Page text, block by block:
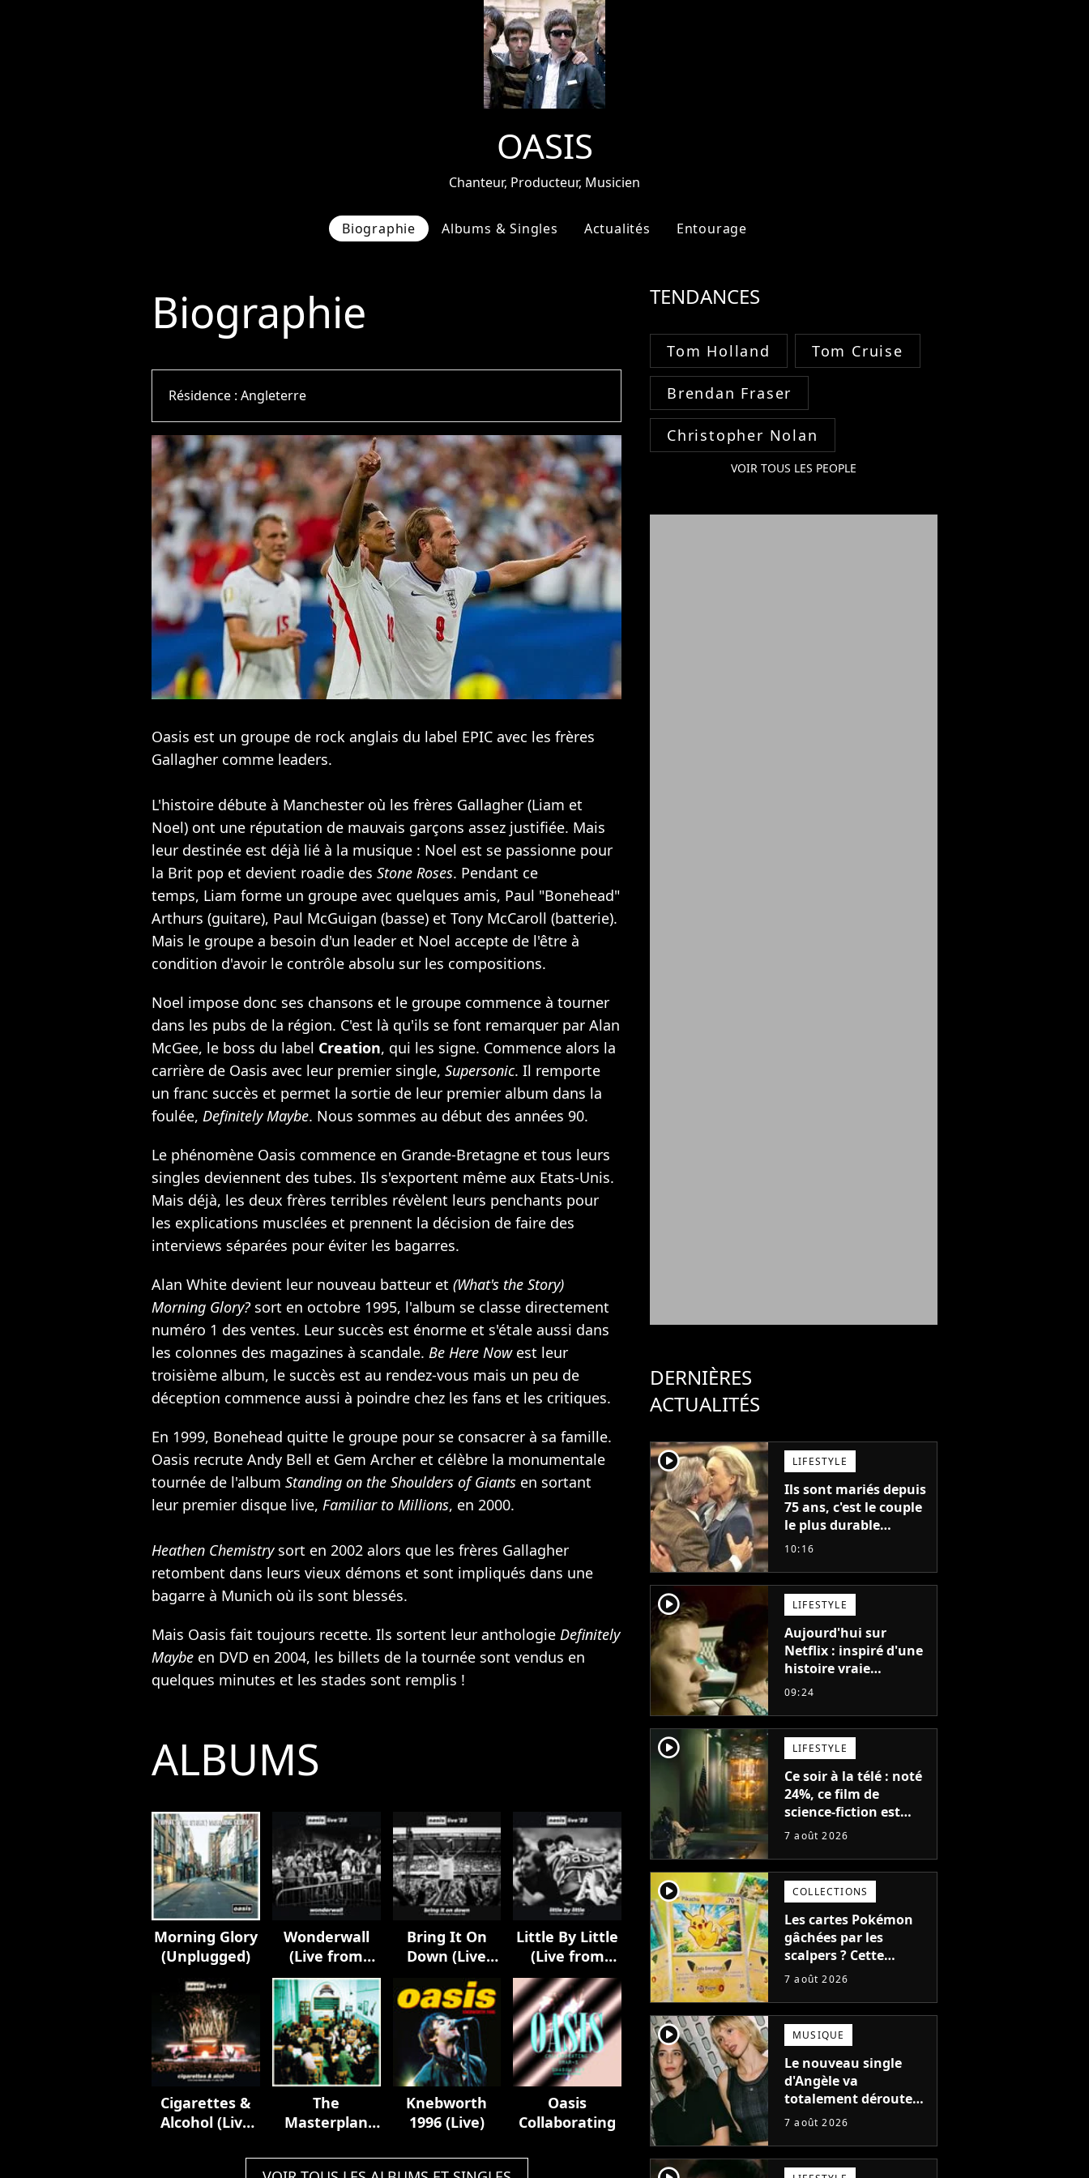
OASIS
Chanteur, Producteur, Musicien
Biographie Albums & Singles Actualités Entourage
Biographie
Résidence :Angleterre
Oasis est un groupe de rock anglais du label EPIC avec les frères
Gallagher comme leaders.
L'histoire débute à Manchester où les frères Gallagher (Liam et
Noel) ont une réputation de mauvais garçons assez justifiée. Mais
leur destinée est déjà lié à la musique : Noel est se passionne pour
la Brit pop et devient roadie des Stone Roses. Pendant ce
temps, Liam forme un groupe avec quelques amis, Paul "Bonehead"
Arthurs (guitare), Paul McGuigan (basse) et Tony McCaroll (batterie).
Mais le groupe a besoin d'un leader et Noel accepte de l'être à
condition d'avoir le contrôle absolu sur les compositions.
Noel impose donc ses chansons et le groupe commence à tourner
dans les pubs de la région. C'est là qu'ils se font remarquer par Alan
McGee, le boss du label Creation, qui les signe. Commence alors la
carrière de Oasis avec leur premier single, Supersonic. Il remporte
un franc succès et permet la sortie de leur premier album dans la
foulée, Definitely Maybe. Nous sommes au début des années 90.
Le phénomène Oasis commence en Grande-Bretagne et tous leurs
singles deviennent des tubes. Ils s'exportent même aux Etats-Unis.
Mais déjà, les deux frères terribles révèlent leurs penchants pour
les explications musclées et prennent la décision de faire des
interviews séparées pour éviter les bagarres.
Alan White devient leur nouveau batteur et (What's the Story)
Morning Glory?sort en octobre 1995, l'album se classe directement
numéro 1 des ventes. Leur succès est énorme et s'étale aussi dans
les colonnes des magazines à scandale. Be Here Nowest leur
troisième album, le succès est au rendez-vous mais un peu de
déception commence aussi à poindre chez les fans et les critiques.
En 1999, Bonehead quitte le groupe pour se consacrer à sa famille.
Oasis recrute Andy Bell et Gem Archer et célèbre la monumentale
tournée de l'album Standing on the Shoulders of Giants en sortant
leur premier disque live, Familiar to Millions, en 2000.
Heathen Chemistrysort en 2002 alors que les frères Gallagher
retombent dans leurs vieux démons et sont impliqués dans une
bagarre à Munich où ils sont blessés.
Mais Oasis fait toujours recette. Ils sortent leur anthologie Definitely
Maybe en DVD en 2004, les billets de la tournée sont vendus en
quelques minutes et les stades sont remplis !
ALBUMS
Morning Glory
(Unplugged)
Wonderwall
(Live from
Dublin, 16
August '25)
Bring It On
Down (Live
Edinburgh, 9
August '25)
Little By Little
(Live from
London, 2
August '25)
Cigarettes &
Alcohol (Live
Manchester,
The
Masterplan
Edition)
Knebworth
1996 (Live)
Oasis
Collaborating
TENDANCES
Tom Holland Tom Cruise
Brendan Fraser
Christopher Nolan
VOIR TOUS LES PEOPLE
DERNIÈRES
ACTUALITÉS
player2 LIFESTYLE
Ils sont mariés depuis
75 ans, c'est le couple
le plus durable
d'Hollywood : "Nous
après jour, et les jours
se sont transformés
en décennies"
10:16
player2 LIFESTYLE
Aujourd'hui sur
Netflix : inspiré d'une
histoire vraie
glaçante, c'est l'un
21ème siècle
09:24
player2 LIFESTYLE
Ce soir à la télé : noté
24%, ce film de
science-fiction est
complètement raté,
encore pire à cause de
son acteur
7 août 2026
player2 COLLECTIONS
Les cartes Pokémon
gâchées par les
scalpers ? Cette
technique géniale
ruiner les revendeurs
7 août 2026
player2 MUSIQUE
Le nouveau single
d'Angèle va
totalement dérouter
le public, et c'est une
7 août 2026